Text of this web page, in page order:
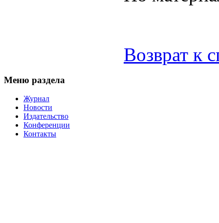
Возврат к
Меню раздела
Журнал
Новости
Издательство
Конференции
Контакты